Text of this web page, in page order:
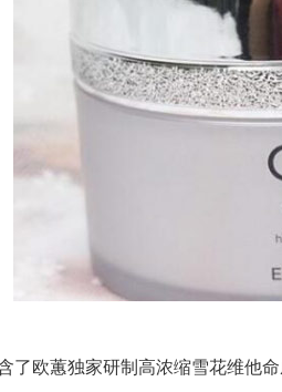
欧蕙独家研制高浓缩雪花维他命